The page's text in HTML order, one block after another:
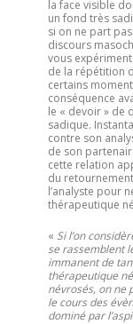
la face visible
un fond très
si on ne part
discours
vous
de la répétition
certains
conséquence
le « devoir » de
sadique.
contre son
de son
cette relation
du
l’analyste pour
thérapeutique
« Si l’on
se rassemblent
immanent de
thérapeutique
névrosés, on ne
le cours des
dominé par